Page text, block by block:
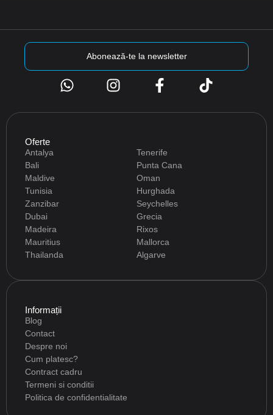
Abonează-te la newsletter
Oferte
Antalya
Tenerife
Bali
Punta Cana
Maldive
Oman
Tunisia
Hurghada
Zanzibar
Seychelles
Dubai
Grecia
Madeira
Rixos
Mauritius
Mallorca
Thailanda
Algarve
Informații
Blog
Contact
Despre noi
Cum platesc?
Contract cadru
Termeni si conditii
Politica de confidentialitate